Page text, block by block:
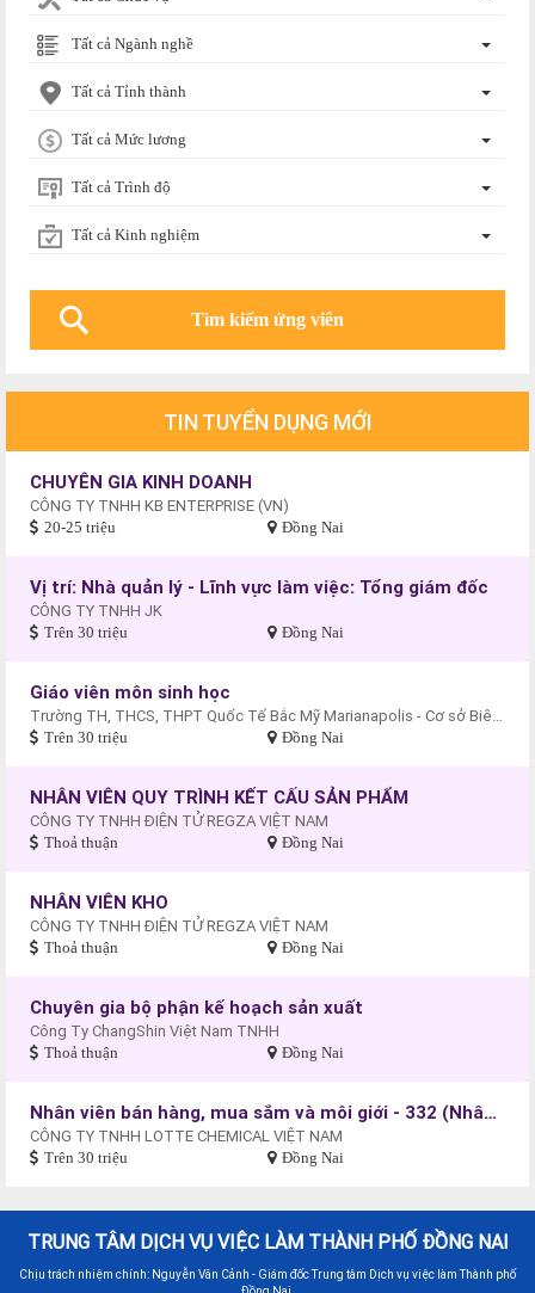
Tất cả Ngành nghề
Tất cả Tỉnh thành
Tất cả Mức lương
Tất cả Trình độ
Tất cả Kinh nghiệm
TIN TUYỂN DỤNG MỚI
CHUYÊN GIA KINH DOANH
CÔNG TY TNHH KB ENTERPRISE (VN)
20-25 triệu Đồng Nai
Vị trí: Nhà quản lý - Lĩnh vực làm việc: Tổng giám đốc
CÔNG TY TNHH JK
Trên 30 triệu Đồng Nai
Giáo viên môn sinh học
Trường TH, THCS, THPT Quốc Tế Bắc Mỹ Marianapolis - Cơ sở Biên Hòa
Trên 30 triệu Đồng Nai
NHÂN VIÊN QUY TRÌNH KẾT CẤU SẢN PHẨM
CÔNG TY TNHH ĐIỆN TỬ REGZA VIỆT NAM
Thoả thuận Đồng Nai
NHÂN VIÊN KHO
CÔNG TY TNHH ĐIỆN TỬ REGZA VIỆT NAM
Thoả thuận Đồng Nai
Chuyên gia bộ phận kế hoạch sản xuất
Công Ty ChangShin Việt Nam TNHH
Thoả thuận Đồng Nai
Nhân viên bán hàng, mua sắm và môi giới - 332 (Nhân viên kinh doanh)
CÔNG TY TNHH LOTTE CHEMICAL VIỆT NAM
Trên 30 triệu Đồng Nai
TRUNG TÂM DỊCH VỤ VIỆC LÀM THÀNH PHỐ ĐỒNG NAI
Chịu trách nhiệm chính: Nguyễn Văn Cảnh - Giám đốc Trung tâm Dịch vụ việc làm Thành phố